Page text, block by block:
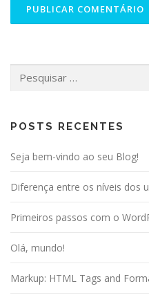
por:
POSTS RECENTES
Seja bem-vindo ao seu Blog!
Diferença entre os níveis dos
Primeiros passos com o
Olá, mundo!
Markup: HTML Tags and